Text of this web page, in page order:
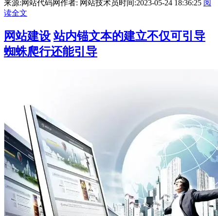
来源:网站代码网作者: 网站技术员时间:2023-05-24 18:36:25 阅
读全文
网站建设 站内锚文本的建立不仅可引导
蜘蛛爬行还能引导